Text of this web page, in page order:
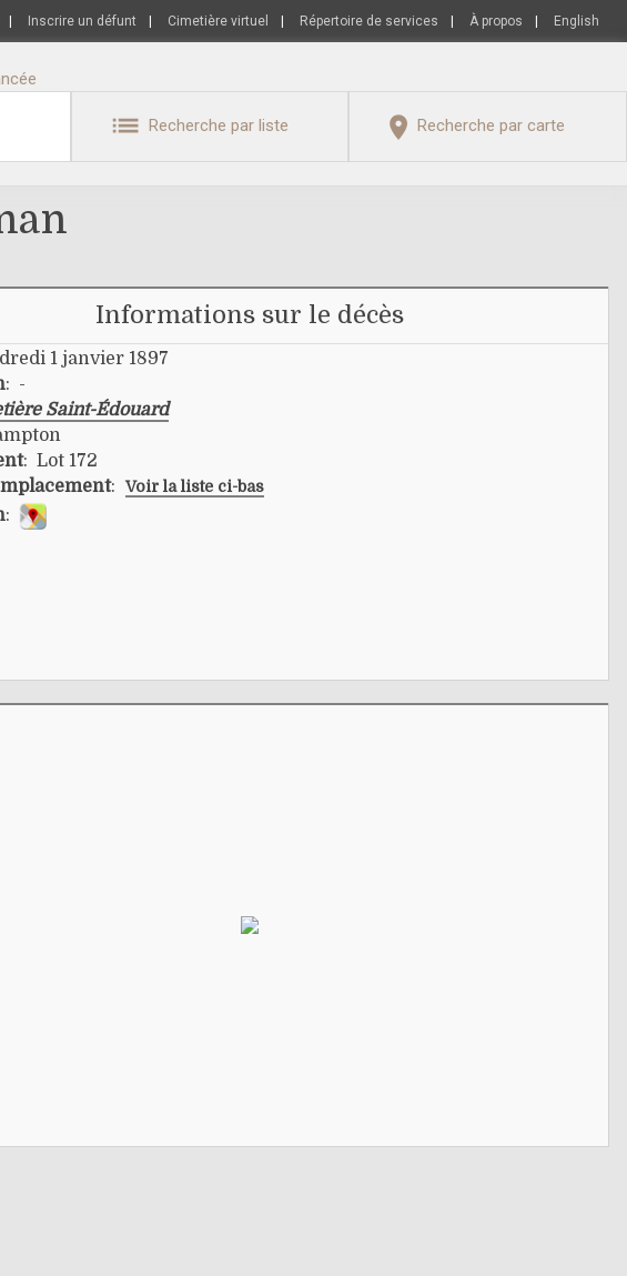
Inscrire un défunt Cimetière virtuel Répertoire de services À propos English
Recherche par liste Recherche par carte
Informations sur le décès
1 janvier 1897
: -
Saint-Édouard
: Lot 172
: Voir la liste ci-bas
: